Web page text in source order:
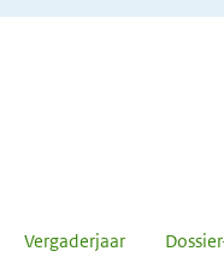
Vergaderjaar